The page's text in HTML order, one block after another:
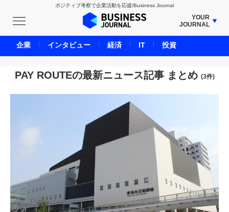
ポジティブ考察で企業活動を応援/Business Journal
YOUR
JOURNAL
BUSINESS JOURNAL
UNICORN JOURNAL
CARBON CREDITS JOURNAL
ENERGY MANAGEMENT JOURNAL
INBOUND JOURNAL
LIFE ENDING JOURNAL
AI JOURNAL
REAL ESTATE BROKERAGE JOURNAL
SMART MARKETING JOURNAL
BPaaS JOURNAL
ADOPTABLE DOG JOURNAL
PAY ROUTEの最新ニュース記事 まとめ (3件)
企業 インタビュー 経済 IT 投資